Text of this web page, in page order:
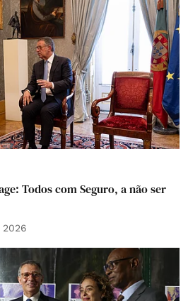
Todos com Seguro, a não ser